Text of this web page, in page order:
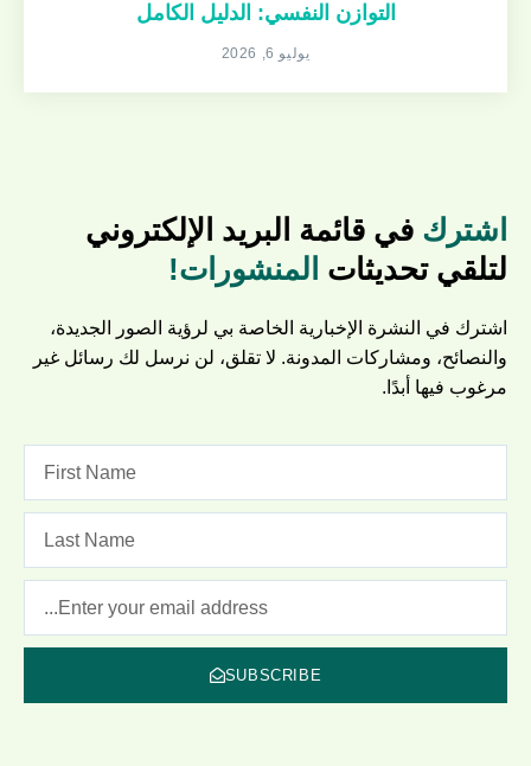
التوازن النفسي: الدليل الكامل
يوليو 6, 2026
اشترك في قائمة البريد الإلكتروني
لتلقي تحديثات المنشورات!
اشترك في النشرة الإخبارية الخاصة بي لرؤية الصور الجديدة،
والنصائح، ومشاركات المدونة. لا تقلق، لن نرسل لك رسائل غير
مرغوب فيها أبدًا.
SUBSCRIBE